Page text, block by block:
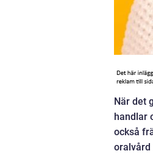
När det
handlar
också
oralvård